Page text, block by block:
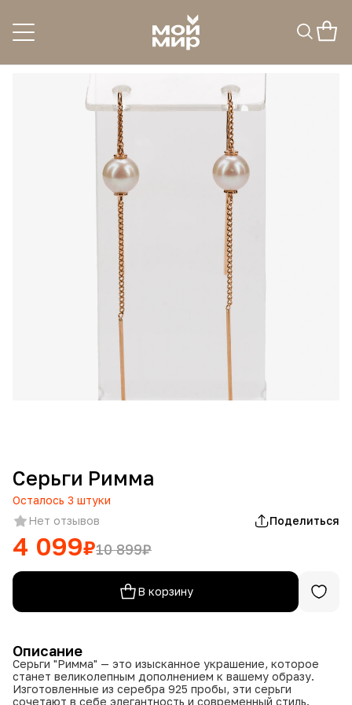
Серьги Римма
Осталось 3 штуки
Нет отзывов
Поделиться
4 099₽10 899₽
В корзину
Описание
Серьги "Римма" — это изысканное украшение, которое
станет великолепным дополнением к вашему образу.
Изготовленные из серебра 925 пробы, эти серьги
сочетают в себе элегантность и современный стиль.